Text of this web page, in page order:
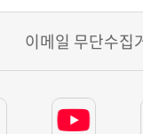
이메일 무단수집